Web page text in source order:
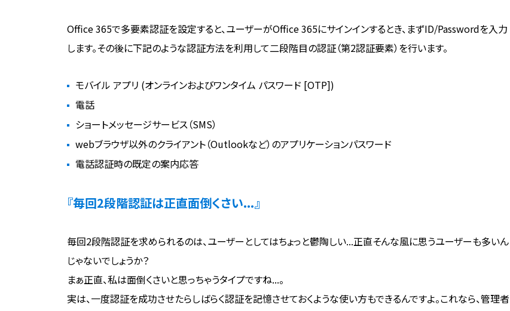
Office 365で多要素認証を設定すると、ユーザーがOffice 365にサインインするとき、まずID/Passwordを入力
します。その後に下記のような認証方法を利用して二段階目の認証（第2認証要素）を行います。
モバイル アプリ (オンラインおよびワンタイム パスワード [OTP])
電話
ショートメッセージサービス（SMS）
webブラウザ以外のクライアント（Outlookなど）のアプリケーションパスワード
電話認証時の既定の案内応答
『毎回2段階認証は正直面倒くさい...』
毎回2段階認証を求められるのは、ユーザーとしてはちょっと鬱陶しい...正直そんな風に思うユーザーも多いん
じゃないでしょうか？
まぁ正直、私は面倒くさいと思っちゃうタイプですね...。
実は、一度認証を成功させたらしばらく認証を記憶させておくような使い方もできるんですよ。これなら、管理者